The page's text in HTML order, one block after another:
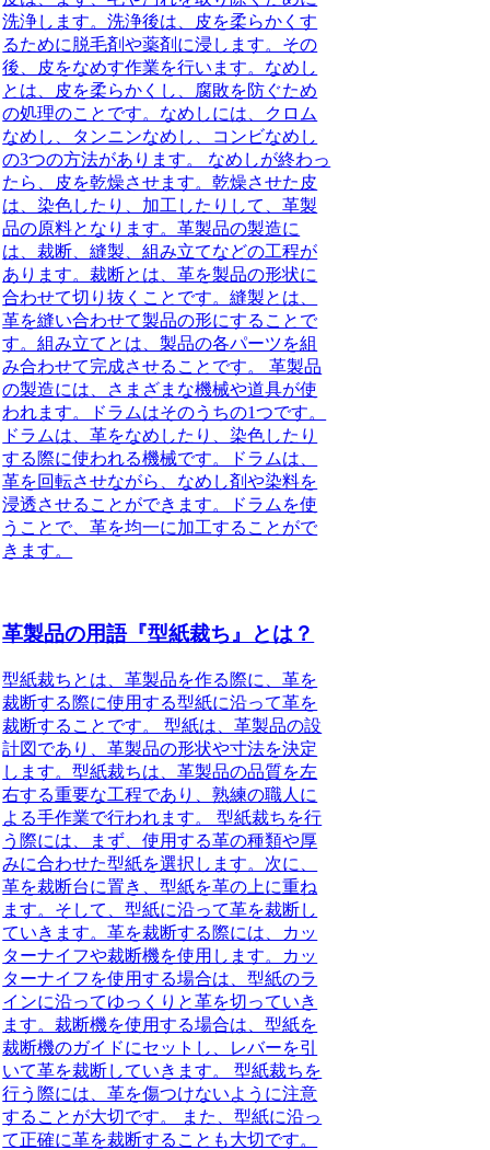
洗浄します。洗浄後は、皮を柔らかくす
るために脱毛剤や薬剤に浸します。その
後、皮をなめす作業を行います。なめし
とは、皮を柔らかくし、腐敗を防ぐため
の処理のことです。なめしには、クロム
なめし、タンニンなめし、コンビなめし
の3つの方法があります。 なめしが終わっ
たら、皮を乾燥させます。乾燥させた皮
は、染色したり、加工したりして、革製
品の原料となります。革製品の製造に
は、裁断、縫製、組み立てなどの工程が
あります。裁断とは、革を製品の形状に
合わせて切り抜くことです。縫製とは、
革を縫い合わせて製品の形にすることで
す。組み立てとは、製品の各パーツを組
み合わせて完成させることです。 革製品
の製造には、さまざまな機械や道具が使
われます。ドラムはそのうちの1つです。
ドラムは、革をなめしたり、染色したり
する際に使われる機械です。ドラムは、
革を回転させながら、なめし剤や染料を
浸透させることができます。ドラムを使
うことで、革を均一に加工することがで
きます。
革製品の用語『型紙裁ち』とは？
型紙裁ちとは、革製品を作る際に、革を
裁断する際に使用する型紙に沿って革を
裁断することです。 型紙は、革製品の設
計図であり、革製品の形状や寸法を決定
します。型紙裁ちは、革製品の品質を左
右する重要な工程であり、熟練の職人に
よる手作業で行われます。 型紙裁ちを行
う際には、まず、使用する革の種類や厚
みに合わせた型紙を選択します。次に、
革を裁断台に置き、型紙を革の上に重ね
ます。そして、型紙に沿って革を裁断し
ていきます。革を裁断する際には、カッ
ターナイフや裁断機を使用します。カッ
ターナイフを使用する場合は、型紙のラ
インに沿ってゆっくりと革を切っていき
ます。裁断機を使用する場合は、型紙を
裁断機のガイドにセットし、レバーを引
いて革を裁断していきます。 型紙裁ちを
行う際には、革を傷つけないように注意
することが大切です。 また、型紙に沿っ
て正確に革を裁断することも大切です。